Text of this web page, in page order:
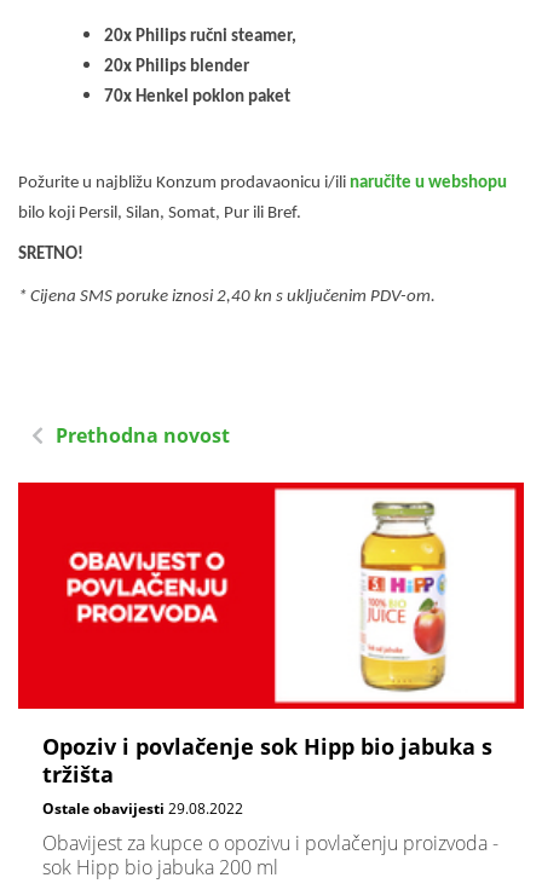
20x Philips ručni steamer,
20x Philips blender
70x Henkel poklon paket
Požurite u najbližu Konzum prodavaonicu i/ili naručite u webshopu
bilo koji Persil, Silan, Somat, Pur ili Bref.
SRETNO!
* Cijena SMS poruke iznosi 2,40 kn s uključenim PDV-om.
Prethodna novost
Opoziv i povlačenje sok Hipp bio jabuka s
tržišta
Ostale obavijesti 29.08.2022
Obavijest za kupce o opozivu i povlačenju proizvoda -
sok Hipp bio jabuka 200 ml